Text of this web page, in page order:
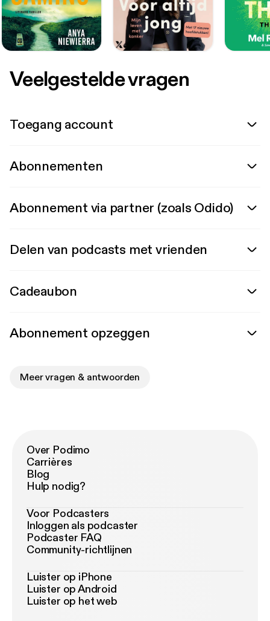
Veelgestelde vragen
Toegang account
Abonnementen
Abonnement via partner (zoals Odido)
Delen van podcasts met vrienden
Cadeaubon
Abonnement opzeggen
Meer vragen & antwoorden
Over Podimo
Carrières
Blog
Hulp nodig?
Voor Podcasters
Inloggen als podcaster
Podcaster FAQ
Community-richtlijnen
Luister op iPhone
Luister op Android
Luister op het web